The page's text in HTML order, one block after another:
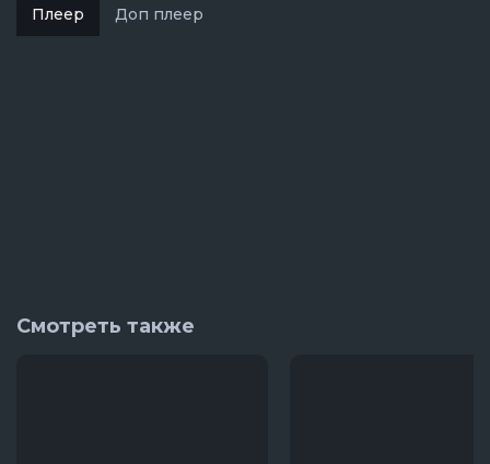
Плеер Доп плеер
Смотреть также